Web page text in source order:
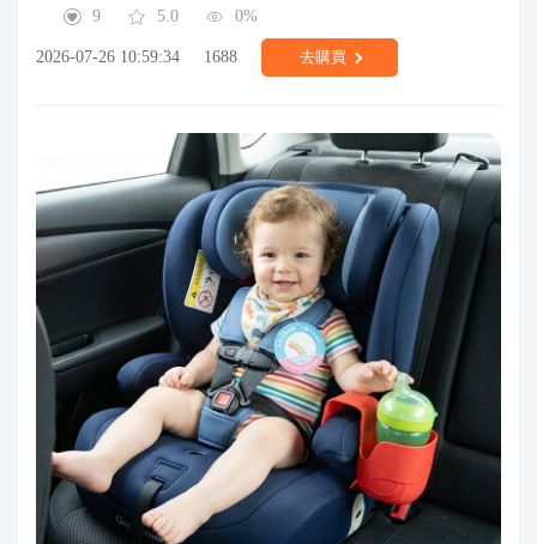
9
5.0 0%
2026-07-26 10:59:34 1688 去購買